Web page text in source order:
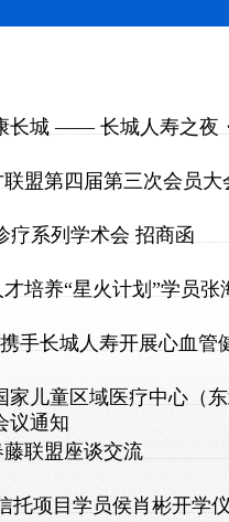
长城 —— 长城人寿之夜
盟第四届第三次会员大
疗系列学术会 招商函
培养“星火计划”学员张
手长城人寿开展心血管
家儿童区域医疗中心（
议通知
联盟座谈交流
托项目学员侯肖彬开学